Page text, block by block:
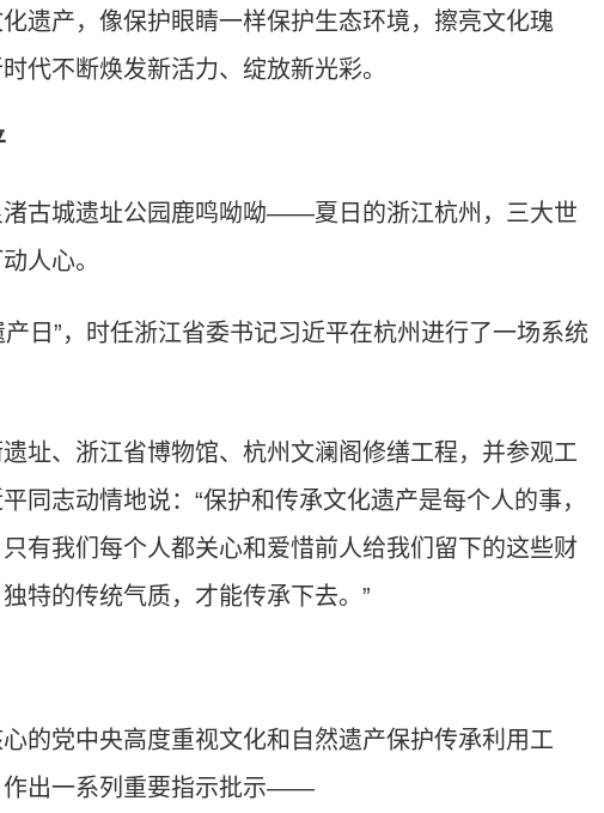
遗产，像保护眼睛一样保护生态环境，擦亮文化瑰
代不断焕发新活力、绽放新光彩。
古城遗址公园鹿鸣呦呦——夏日的浙江杭州，三大世
人心。
”，时任浙江省委书记习近平在杭州进行了一场系统
、浙江省博物馆、杭州文澜阁修缮工程，并参观工
同志动情地说：“保护和传承文化遗产是每个人的事，
有我们每个人都关心和爱惜前人给我们留下的这些财
特的传统气质，才能传承下去。”
党中央高度重视文化和自然遗产保护传承利用工
作出一系列重要指示批示——